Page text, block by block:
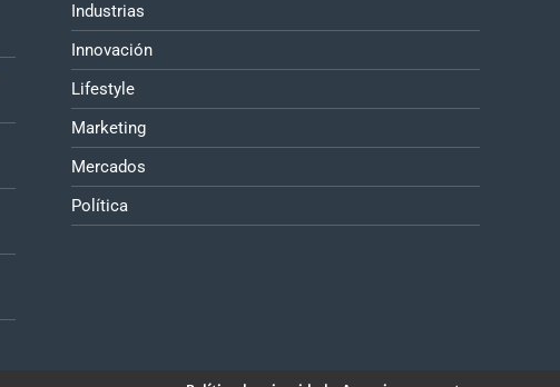
Industrias
Innovación
Lifestyle
Marketing
Mercados
Política